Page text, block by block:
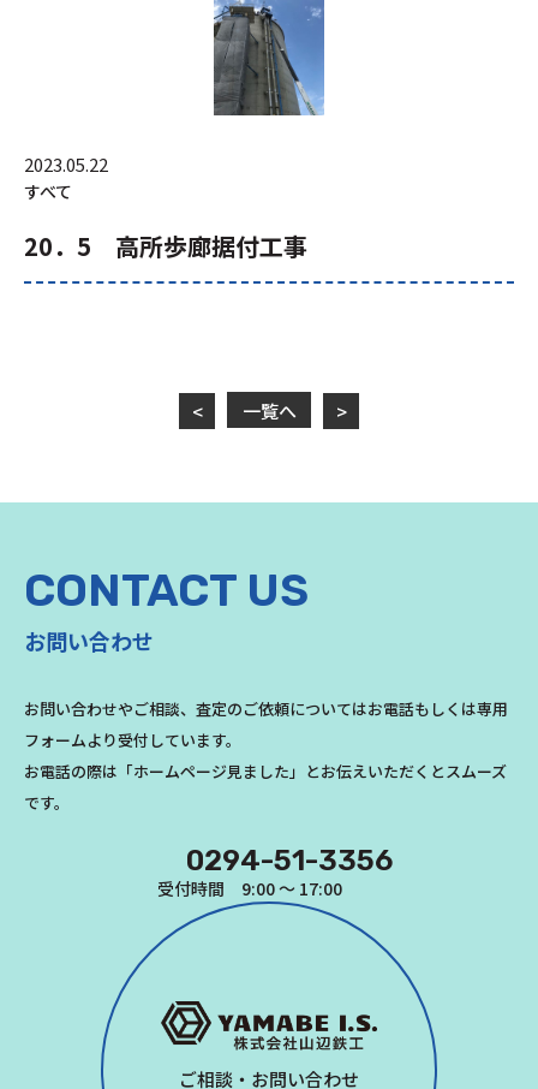
2023.05.22
すべて
20．5 高所歩廊据付工事
< 一覧へ >
CONTACT US
お問い合わせ
お問い合わせやご相談、査定のご依頼についてはお電話もしくは専用
フォームより受付しています。
お電話の際は「ホームページ見ました」とお伝えいただくとスムーズ
です。
0294-51-3356
受付時間 9:00 ～ 17:00
ご相談・お問い合わせ